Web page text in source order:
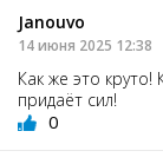
Janouvo
14 июня 2025 12:38
Как же это
придаёт сил!
0